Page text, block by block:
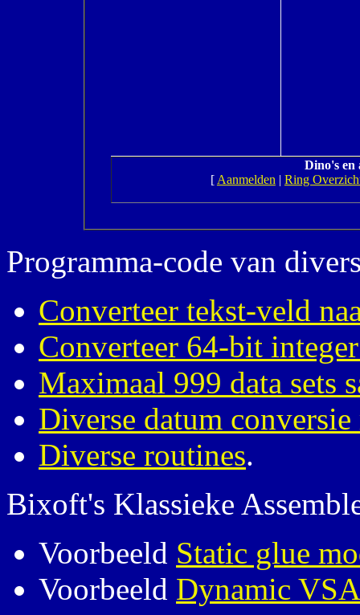
Dino's en
[ Aanmelden | Ring
Programma-code van
Converteer tekst-veld
Converteer 64-bit
Maximaal 999 data sets
Diverse datum
Diverse routines.
Bixoft's Klassieke
Voorbeeld Static glue
Voorbeeld Dynamic